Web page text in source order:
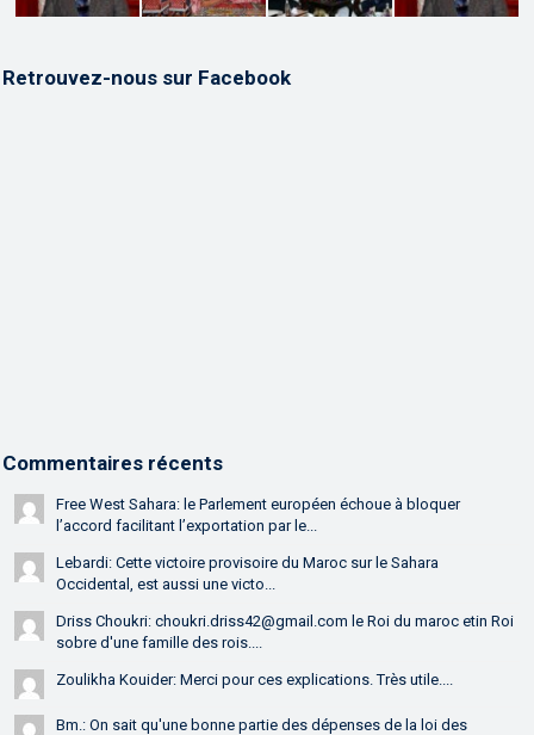
Retrouvez-nous sur Facebook
Commentaires récents
Free West Sahara: le Parlement européen échoue à bloquer
l’accord facilitant l’exportation par le...
Lebardi: Cette victoire provisoire du Maroc sur le Sahara
Occidental, est aussi une victo...
Driss Choukri: choukri.driss42@gmail.com le Roi du maroc etin Roi
sobre d'une famille des rois....
Zoulikha Kouider: Merci pour ces explications. Très utile....
Bm.: On sait qu'une bonne partie des dépenses de la loi des